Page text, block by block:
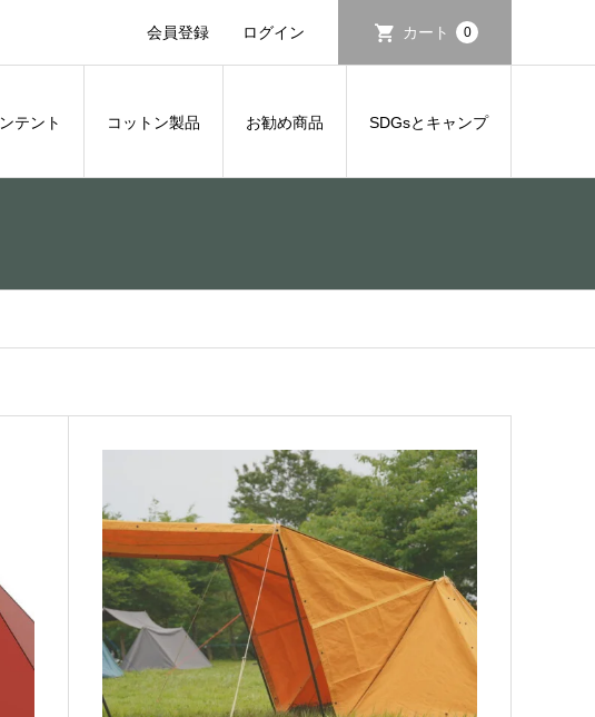
会員登録 ログイン カート 0
テント コットン製品 お勧め商品 SDGsとキャンプ